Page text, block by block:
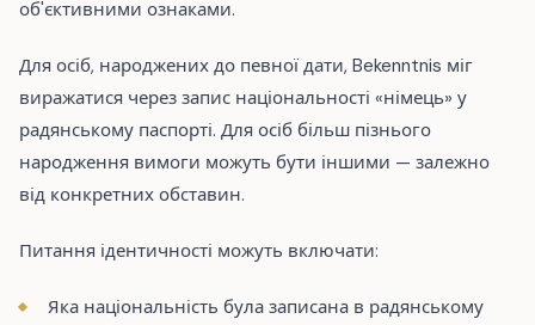
об'єктивними ознаками.
Для осіб, народжених до певної дати, Bekenntnis міг
виражатися через запис національності «німець» у
радянському паспорті. Для осіб більш пізнього
народження вимоги можуть бути іншими — залежно
від конкретних обставин.
Питання ідентичності можуть включати:
Яка національність була записана в радянському